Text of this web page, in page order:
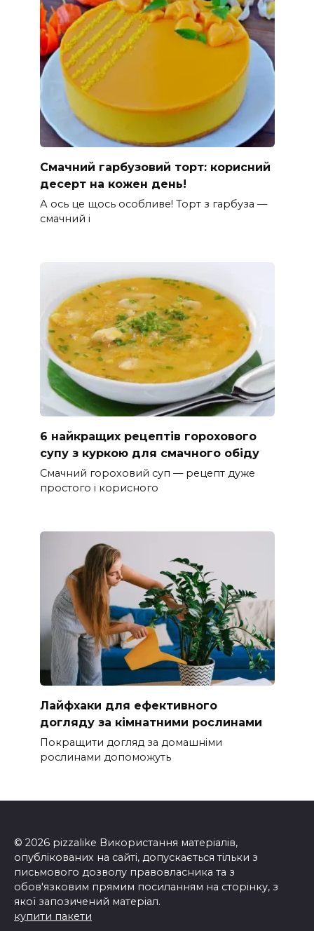
Смачний гарбузовий торт: корисний
десерт на кожен день!
А ось це щось особливе! Торт з гарбуза —
смачний і
6 найкращих рецептів горохового
супу з куркою для смачного обіду
Смачний гороховий суп — рецепт дуже
простого і корисного
Лайфхаки для ефективного
догляду за кімнатними рослинами
Покращити догляд за домашніми
рослинами допоможуть
© 2026 pizzalike Використання матеріалів,
опублікованих на сайті, допускається тільки з
письмового дозволу правовласника та з
обов'язковим прямим посиланням на сторінку, з
якої запозичений матеріал.
купити пакети